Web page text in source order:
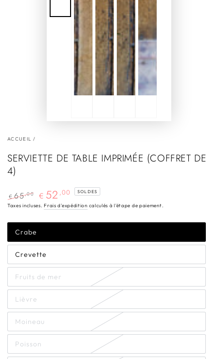
ACCUEIL /
SERVIETTE DE TABLE IMPRIMÉE (COFFRET DE
4)
Prix
€65,00
Prix
€ 52 ,00 SOLDES
Taxes incluses.Frais d'expédition calculés à l'étape de paiement.
Crabe
Crevette
Fruits de mer
Lièvre
Moineau
Poisson